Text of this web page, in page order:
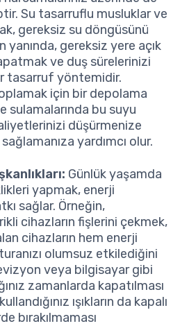
Su tasarruflu musluklar ve
gereksiz su döngüsünü
yanında, gereksiz yere açık
ve duş sürelerinizi
tasarruf yöntemidir.
için bir depolama
sulamalarında bu suyu
düşürmenize
yardımcı olur.
Günlük yaşamda
yapmak, enerji
sağlar. Örneğin,
cihazların fişlerini çekmek,
cihazların hem enerji
olumsuz etkilediğini
veya bilgisayar gibi
zamanlarda kapatılması
ışıkların da kapalı
bırakılmaması